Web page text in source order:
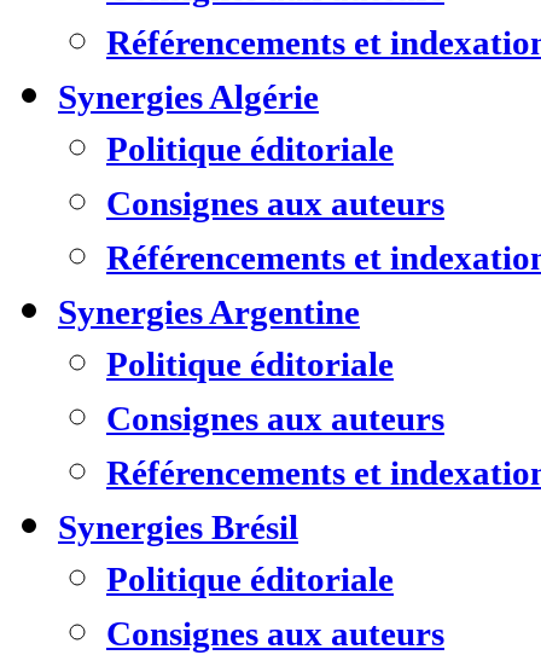
Référencements et
Synergies Algérie
Politique éditoriale
Consignes aux auteurs
Référencements et
Synergies Argentine
Politique éditoriale
Consignes aux auteurs
Référencements et
Synergies Brésil
Politique éditoriale
Consignes aux auteurs